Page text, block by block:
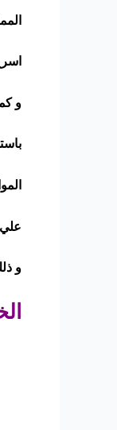
و
و